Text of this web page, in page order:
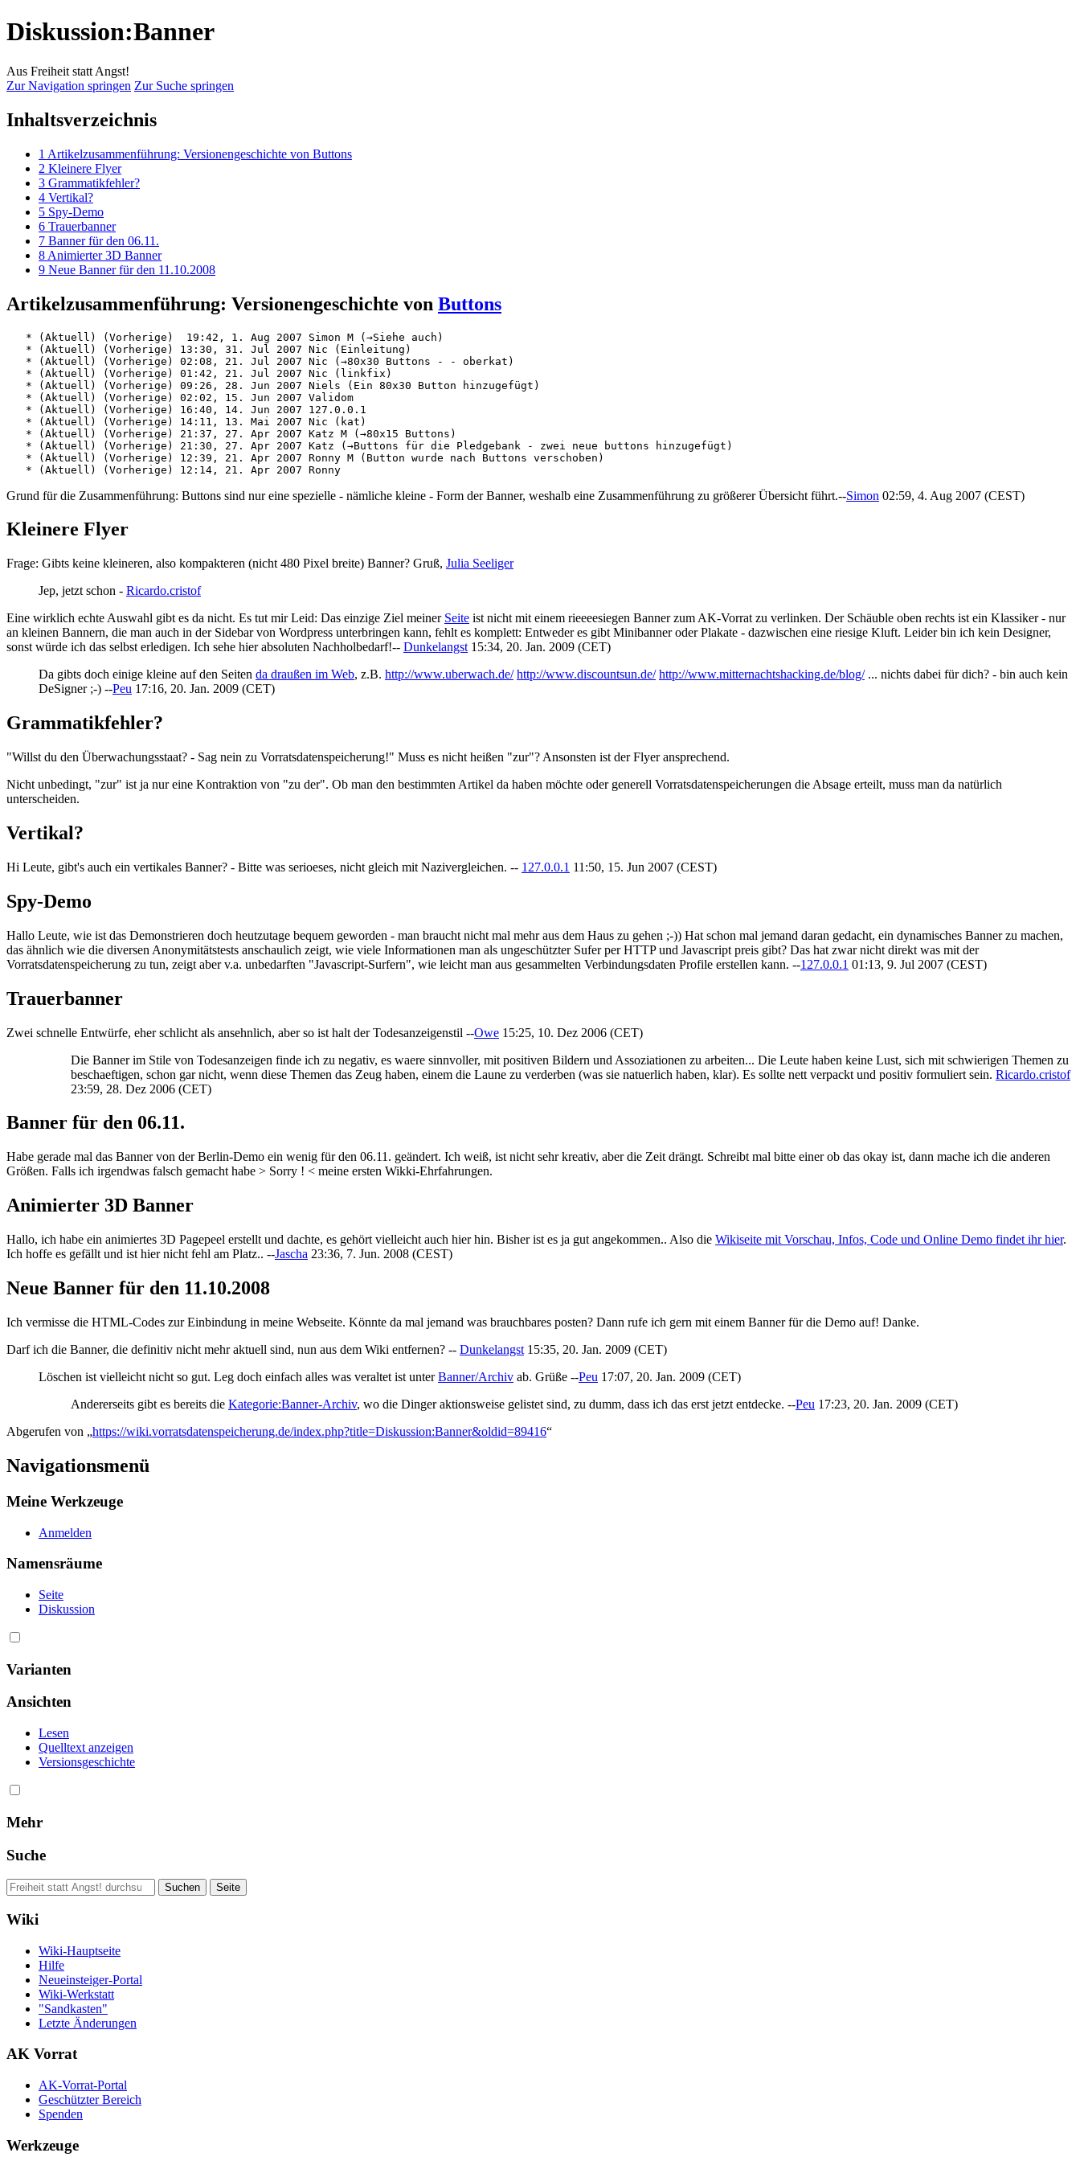
Diskussion:Banner
Aus Freiheit statt Angst!
Zur Navigation springen Zur Suche springen
Inhaltsverzeichnis
1 Artikelzusammenführung: Versionengeschichte von Buttons
2 Kleinere Flyer
3 Grammatikfehler?
4 Vertikal?
5 Spy-Demo
6 Trauerbanner
7 Banner für den 06.11.
8 Animierter 3D Banner
9 Neue Banner für den 11.10.2008
Artikelzusammenführung: Versionengeschichte von Buttons
   * (Aktuell) (Vorherige)  19:42, 1. Aug 2007 Simon M (→Siehe auch)
   * (Aktuell) (Vorherige) 13:30, 31. Jul 2007 Nic (Einleitung)
   * (Aktuell) (Vorherige) 02:08, 21. Jul 2007 Nic (→80x30 Buttons - - oberkat)
   * (Aktuell) (Vorherige) 01:42, 21. Jul 2007 Nic (linkfix)
   * (Aktuell) (Vorherige) 09:26, 28. Jun 2007 Niels (Ein 80x30 Button hinzugefügt)
   * (Aktuell) (Vorherige) 02:02, 15. Jun 2007 Validom
   * (Aktuell) (Vorherige) 16:40, 14. Jun 2007 127.0.0.1
   * (Aktuell) (Vorherige) 14:11, 13. Mai 2007 Nic (kat)
   * (Aktuell) (Vorherige) 21:37, 27. Apr 2007 Katz M (→80x15 Buttons)
   * (Aktuell) (Vorherige) 21:30, 27. Apr 2007 Katz (→Buttons für die Pledgebank - zwei neue buttons hinzugefügt)
   * (Aktuell) (Vorherige) 12:39, 21. Apr 2007 Ronny M (Button wurde nach Buttons verschoben)
Grund für die Zusammenführung: Buttons sind nur eine spezielle - nämliche kleine - Form der Banner, weshalb eine Zusammenführung zu größerer Übersicht führt.--Simon 02:59, 4. Aug 2007 (CEST)
Kleinere Flyer
Frage: Gibts keine kleineren, also kompakteren (nicht 480 Pixel breite) Banner? Gruß, Julia Seeliger
Jep, jetzt schon - Ricardo.cristof
Eine wirklich echte Auswahl gibt es da nicht. Es tut mir Leid: Das einzige Ziel meiner Seite ist nicht mit einem rieeeesiegen Banner zum AK-Vorrat zu verlinken. Der Schäuble oben rechts ist ein Klassiker - nur
an kleinen Bannern, die man auch in der Sidebar von Wordpress unterbringen kann, fehlt es komplett: Entweder es gibt Minibanner oder Plakate - dazwischen eine riesige Kluft. Leider bin ich kein Designer,
sonst würde ich das selbst erledigen. Ich sehe hier absoluten Nachholbedarf!-- Dunkelangst 15:34, 20. Jan. 2009 (CET)
Da gibts doch einige kleine auf den Seiten da draußen im Web, z.B. http://www.uberwach.de/ http://www.discountsun.de/ http://www.mitternachtshacking.de/blog/... nichts dabei für dich? - bin auch kein
DeSigner ;-) --Peu 17:16, 20. Jan. 2009 (CET)
Grammatikfehler?
"Willst du den Überwachungsstaat? - Sag nein zu Vorratsdatenspeicherung!" Muss es nicht heißen "zur"? Ansonsten ist der Flyer ansprechend.
Nicht unbedingt, "zur" ist ja nur eine Kontraktion von "zu der". Ob man den bestimmten Artikel da haben möchte oder generell Vorratsdatenspeicherungen die Absage erteilt, muss man da natürlich
unterscheiden.
Vertikal?
Hi Leute, gibt's auch ein vertikales Banner? - Bitte was serioeses, nicht gleich mit Nazivergleichen. -- 127.0.0.1 11:50, 15. Jun 2007 (CEST)
Spy-Demo
Hallo Leute, wie ist das Demonstrieren doch heutzutage bequem geworden - man braucht nicht mal mehr aus dem Haus zu gehen ;-)) Hat schon mal jemand daran gedacht, ein dynamisches Banner zu machen,
das ähnlich wie die diversen Anonymitätstests anschaulich zeigt, wie viele Informationen man als ungeschützter Sufer per HTTP und Javascript preis gibt? Das hat zwar nicht direkt was mit der
Vorratsdatenspeicherung zu tun, zeigt aber v.a. unbedarften "Javascript-Surfern", wie leicht man aus gesammelten Verbindungsdaten Profile erstellen kann. --127.0.0.1 01:13, 9. Jul 2007 (CEST)
Trauerbanner
Zwei schnelle Entwürfe, eher schlicht als ansehnlich, aber so ist halt der Todesanzeigenstil --Owe 15:25, 10. Dez 2006 (CET)
Die Banner im Stile von Todesanzeigen finde ich zu negativ, es waere sinnvoller, mit positiven Bildern und Assoziationen zu arbeiten... Die Leute haben keine Lust, sich mit schwierigen Themen zu
beschaeftigen, schon gar nicht, wenn diese Themen das Zeug haben, einem die Laune zu verderben (was sie natuerlich haben, klar). Es sollte nett verpackt und positiv formuliert sein. Ricardo.cristof
23:59, 28. Dez 2006 (CET)
Banner für den 06.11.
Habe gerade mal das Banner von der Berlin-Demo ein wenig für den 06.11. geändert. Ich weiß, ist nicht sehr kreativ, aber die Zeit drängt. Schreibt mal bitte einer ob das okay ist, dann mache ich die anderen
Größen. Falls ich irgendwas falsch gemacht habe > Sorry ! < meine ersten Wikki-Ehrfahrungen.
Animierter 3D Banner
Hallo, ich habe ein animiertes 3D Pagepeel erstellt und dachte, es gehört vielleicht auch hier hin. Bisher ist es ja gut angekommen.. Also die Wikiseite mit Vorschau, Infos, Code und Online Demo findet ihr hier.
Ich hoffe es gefällt und ist hier nicht fehl am Platz.. --Jascha 23:36, 7. Jun. 2008 (CEST)
Neue Banner für den 11.10.2008
Ich vermisse die HTML-Codes zur Einbindung in meine Webseite. Könnte da mal jemand was brauchbares posten? Dann rufe ich gern mit einem Banner für die Demo auf! Danke.
Darf ich die Banner, die definitiv nicht mehr aktuell sind, nun aus dem Wiki entfernen? -- Dunkelangst 15:35, 20. Jan. 2009 (CET)
Löschen ist vielleicht nicht so gut. Leg doch einfach alles was veraltet ist unterBanner/Archiv ab. Grüße --Peu 17:07, 20. Jan. 2009 (CET)
Andererseits gibt es bereits die Kategorie:Banner-Archiv, wo die Dinger aktionsweise gelistet sind, zu dumm, dass ich das erst jetzt entdecke. --Peu 17:23, 20. Jan. 2009 (CET)
Abgerufen von „https://wiki.vorratsdatenspeicherung.de/index.php?title=Diskussion:Banner&oldid=89416“
Navigationsmenü
Meine Werkzeuge
Anmelden
Namensräume
Seite
Diskussion
Varianten
Ansichten
Lesen
Quelltext anzeigen
Versionsgeschichte
Mehr
Suche
Wiki
Wiki-Hauptseite
Hilfe
Neueinsteiger-Portal
Wiki-Werkstatt
"Sandkasten"
Letzte Änderungen
AK Vorrat
AK-Vorrat-Portal
Geschützter Bereich
Spenden
Werkzeuge